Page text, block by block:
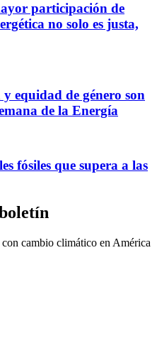
participación de
no solo es justa,
equidad de género son
de la Energía
fósiles que supera a las
cambio climático en América